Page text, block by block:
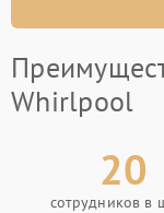
Whirlpool
20
сотрудников в